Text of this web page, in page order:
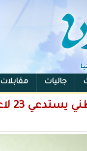
جاليات مقابلات
لودية غينيا